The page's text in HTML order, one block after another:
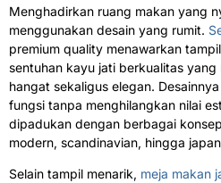
Menghadirkan ruang makan yang
menggunakan desain yang rumit.
premium quality menawarkan
sentuhan kayu jati berkualitas
hangat sekaligus elegan.
fungsi tanpa menghilangkan nilai
dipadukan dengan berbagai
modern, scandinavian, hingga
Selain tampil menarik, meja makan